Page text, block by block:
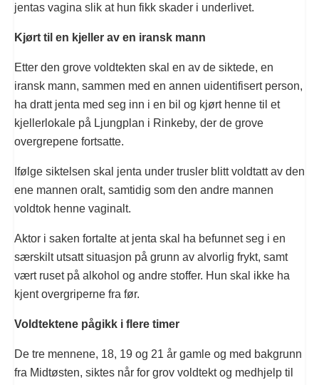
jentas vagina slik at hun fikk skader i underlivet.
Kjørt til en kjeller av en iransk mann
Etter den grove voldtekten skal en av de siktede, en
iransk mann, sammen med en annen uidentifisert person,
ha dratt jenta med seg inn i en bil og kjørt henne til et
kjellerlokale på Ljungplan i Rinkeby, der de grove
overgrepene fortsatte.
Ifølge siktelsen skal jenta under trusler blitt voldtatt av den
ene mannen oralt, samtidig som den andre mannen
voldtok henne vaginalt.
Aktor i saken fortalte at jenta skal ha befunnet seg i en
særskilt utsatt situasjon på grunn av alvorlig frykt, samt
vært ruset på alkohol og andre stoffer. Hun skal ikke ha
kjent overgriperne fra før.
Voldtektene pågikk i flere timer
De tre mennene, 18, 19 og 21 år gamle og med bakgrunn
fra Midtøsten, siktes når for grov voldtekt og medhjelp til